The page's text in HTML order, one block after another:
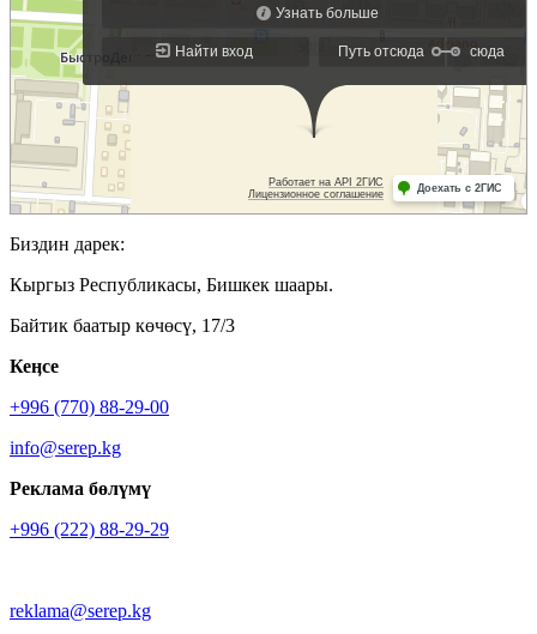
Биздин дарек:
Кыргыз Республикасы, Бишкек шаары.
Байтик баатыр көчөсү, 17/3
Кеӊсе
+996 (770) 88-29-00
info@serep.kg
Реклама бөлүмү
+996 (222) 88-29-29
reklama@serep.kg